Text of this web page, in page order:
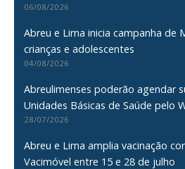
06/08/2026
Abreu e Lima inicia campanha de
crianças e adolescentes
04/08/2026
Abreulimenses poderão agendar
Unidades Básicas de Saúde pelo
28/07/2026
Abreu e Lima amplia vacinação
Vacimóvel entre 15 e 28 de julho